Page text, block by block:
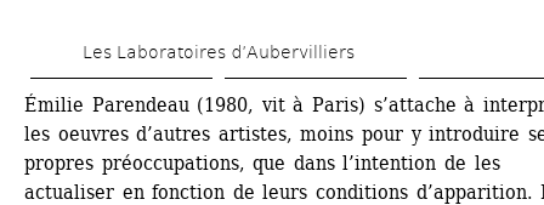
au
contenu
principal
Les Laboratoires d’Aubervilliers
Émilie Parendeau (1980, vit à Paris) s’attache à
les oeuvres d’autres artistes, moins pour y introduire
propres préoccupations, que dans l’intention de les
actualiser en fonction de leurs conditions d’apparition.